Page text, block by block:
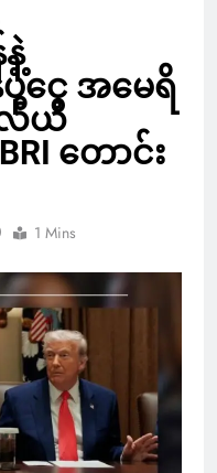
ပုံငွေ အမေရိ
လီယံ
တောင်း
1 Mins